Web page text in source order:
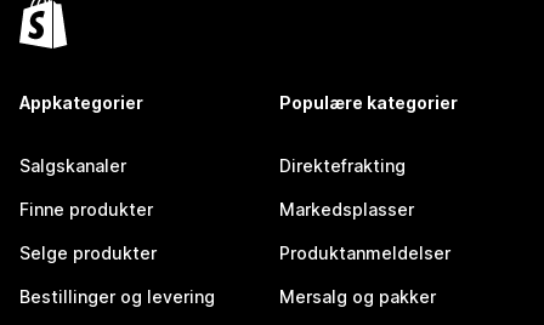
Appkategorier
Salgskanaler
Finne produkter
Selge produkter
Bestillinger og levering
Populære kategorier
Direktefrakting
Markedsplasser
Produktanmeldelser
Mersalg og pakker